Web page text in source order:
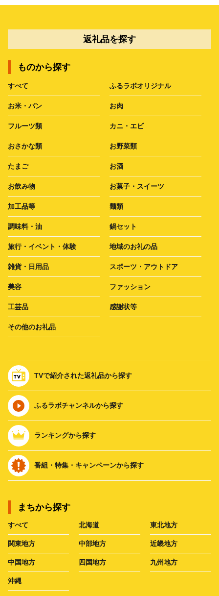
返礼品を探す
ものから探す
すべて ふるラボオリジナル
お米・パン お肉
フルーツ類 カニ・エビ
おさかな類 お野菜類
たまご お酒
お飲み物 お菓子・スイーツ
加工品等 麺類
調味料・油 鍋セット
旅行・イベント・体験 地域のお礼の品
雑貨・日用品 スポーツ・アウトドア
美容 ファッション
工芸品 感謝状等
その他のお礼品
TVで紹介された返礼品から探す
ふるラボチャンネルから探す
ランキングから探す
番組・特集・キャンペーンから探す
まちから探す
すべて 北海道 東北地方
関東地方 中部地方 近畿地方
中国地方 四国地方 九州地方
沖縄